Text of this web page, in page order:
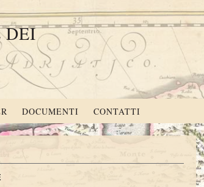
DEI
DOCUMENTI CONTATTI